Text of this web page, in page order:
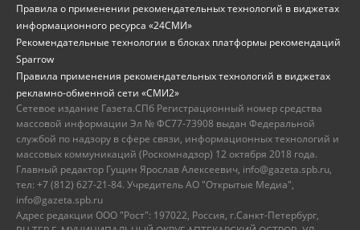
Правила о применении рекомендательных технологий в виджетах
информационного ресурса «24СМИ»
Рекомендательные технологии в блоках платформы рекомендаций
Sparrow
Правила применения рекомендательных технологий в виджетах
рекламно-обменной сети «СМИ2»
Сетевое издание Газета.СПб Регистрационный номер средства
массовой информации Эл № ФС77-73908 выдан Федеральной
службой по надзору в сфере связи, информационных технологий и
массовых коммуникаций (Роскомнадзор) 12 октября 2018 года.
Главный редактор Гущин Ярослав Алексеевич, info@gazeta.spb.ru,
тел: +7 (812) 627-21-84. Учредитель АО "Открытые Медиа",
info@gazeta.spb.ru
Адрес редакции ООО "Рост": 197022, Россия, г.Санкт-Петербург,